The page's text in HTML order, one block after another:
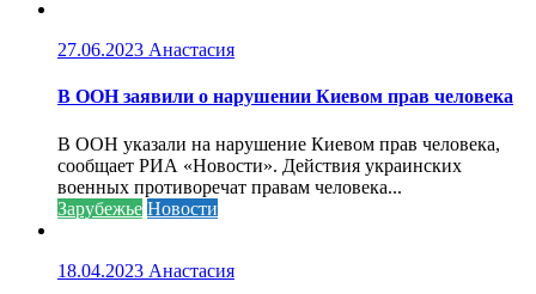
27.06.2023 Анастасия
В ООН заявили о нарушении Киевом прав человека
В ООН указали на нарушение Киевом прав человека,
сообщает РИА «Новости». Действия украинских
военных противоречат правам человека...
Зарубежье Новости
18.04.2023 Анастасия